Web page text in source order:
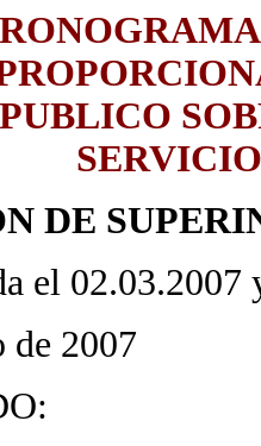
DE
el
de 2007